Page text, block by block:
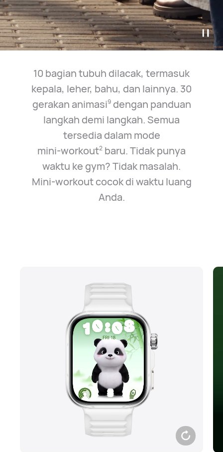
10 bagian tubuh dilacak, termasuk
kepala, leher, bahu, dan lainnya. 30
gerakan animasi9dengan panduan
langkah demi langkah. Semua
tersedia dalam mode
mini⁠-⁠workout2 baru. Tidak punya
waktu ke gym? Tidak masalah.
Mini⁠-⁠workout cocok di waktu luang
Anda.